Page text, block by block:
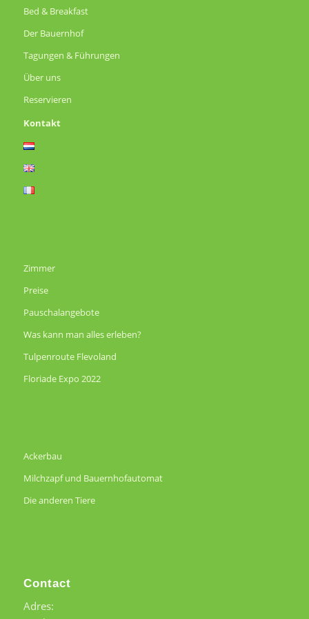
Bed & Breakfast
Der Bauernhof
Tagungen & Führungen
Über uns
Reservieren
Kontakt
Zimmer
Preise
Pauschalangebote
Was kann man alles erleben?
Tulpenroute Flevoland
Floriade Expo 2022
Ackerbau
Milchzapf und Bauernhofautomat
Die anderen Tiere
Contact
Adres: